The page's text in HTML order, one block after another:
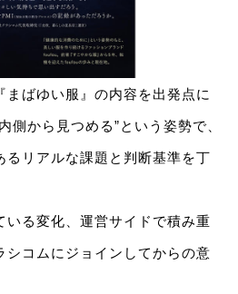
ばゆい服』の内容を出発点に
側から見つめる”という姿勢で、
るリアルな課題と判断基準を丁
いる変化、運営サイドで積み重
シコムにジョインしてからの意